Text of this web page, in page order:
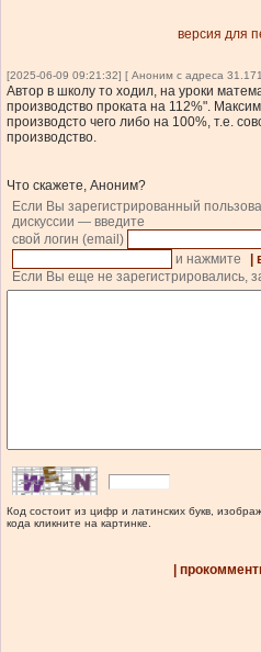
версия для
[2025-06-09 09:21:32] [ Аноним с адреса
Автор в школу то ходил, на уроки
производство проката на 112%".
производсто чего либо на 100%, т.е.
производство.
Что скажете, Аноним?
Если Вы зарегистрированный
дискуссии — введите
свой логин (email)
и нажмите
|
Если Вы еще не зарегистрировались,
Код состоит из цифр и латинских букв,
кода кликните на картинке.
|